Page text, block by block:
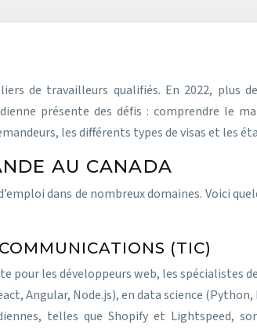
présente des défis : comprendre le
les différents types de visas et les
AU CANADA
dans de nombreux domaines. Voici
(TIC)
pour les développeurs web, les
Angular, Node.js), en data science
telles que Shopify et Lightspeed,